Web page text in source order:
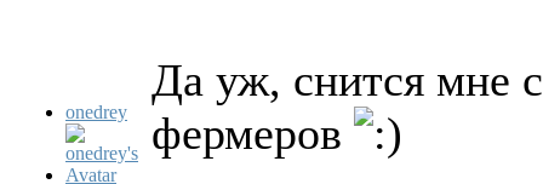
onedrey
Да уж, снится мне
фермеров